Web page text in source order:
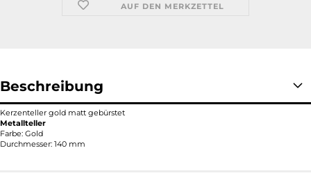
AUF DEN MERKZETTEL
Beschreibung
Kerzenteller gold matt gebürstet
Metallteller
Farbe: Gold
Durchmesser: 140 mm